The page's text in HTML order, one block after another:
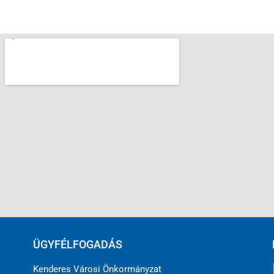
ÜGYFÉLFOGADÁS
Kenderes Városi Önkormányzat